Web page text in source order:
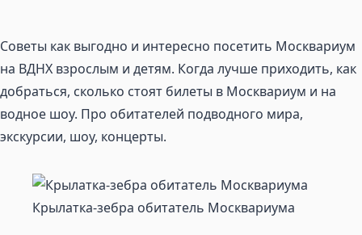
Советы как выгодно и интересно посетить Москвариум
на ВДНХ взрослым и детям. Когда лучше приходить, как
добраться, сколько стоят билеты в Москвариум и на
водное шоу. Про обитателей подводного мира,
экскурсии, шоу, концерты.
Крылатка-зебра обитатель Москвариума